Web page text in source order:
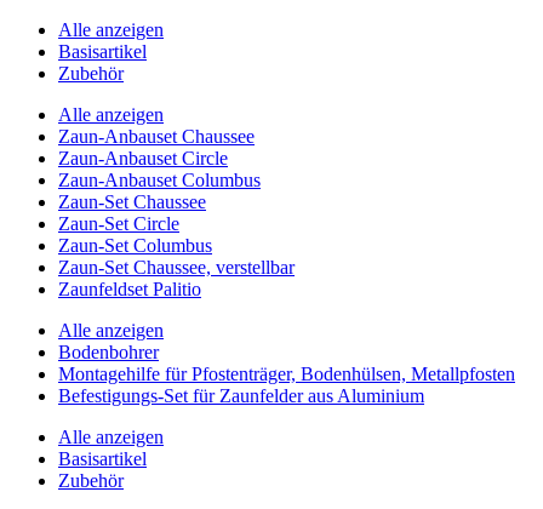
Alle anzeigen
Basisartikel
Zubehör
Alle anzeigen
Zaun-Anbauset Chaussee
Zaun-Anbauset Circle
Zaun-Anbauset Columbus
Zaun-Set Chaussee
Zaun-Set Circle
Zaun-Set Columbus
Zaun-Set Chaussee, verstellbar
Zaunfeldset Palitio
Alle anzeigen
Bodenbohrer
Montagehilfe für Pfostenträger, Bodenhülsen, Metallpfosten
Befestigungs-Set für Zaunfelder aus Aluminium
Alle anzeigen
Basisartikel
Zubehör